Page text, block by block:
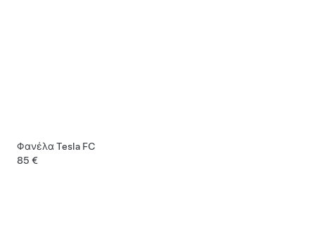
Φανέλα Tesla FC
85 €